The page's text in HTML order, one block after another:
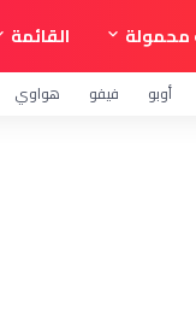
القائمة
أوبو فيفو هواوي